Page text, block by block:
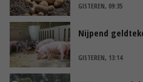
GISTEREN, 09:35
Nijpend
GISTEREN, 13:14